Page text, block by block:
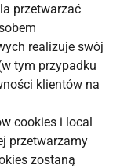
przetwarzać
realizuje swój
tym przypadku
klientów na
cookies i local
przetwarzamy
zostaną